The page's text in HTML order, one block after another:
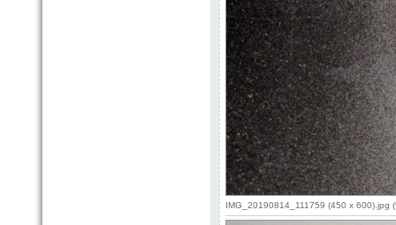
IMG_20190814_111759 (450 x 600).jpg